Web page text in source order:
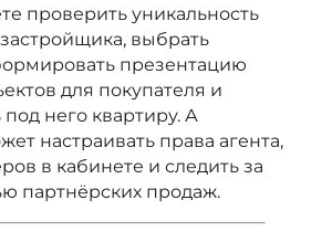
проверить уникальность
выбрать
презентацию
для покупателя и
него квартиру. А
настраивать права агента,
в кабинете и следить за
партнёрских продаж.